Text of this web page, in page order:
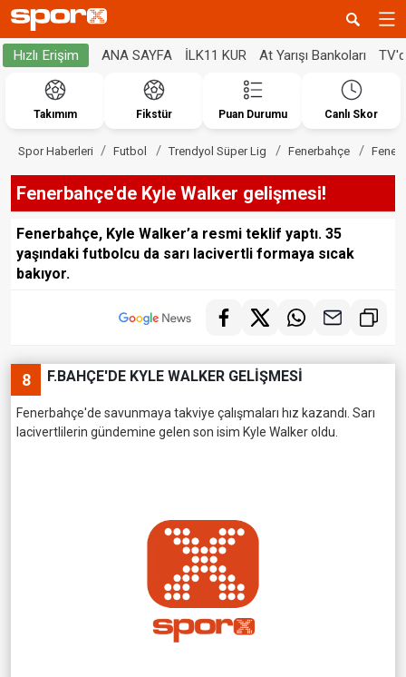
Hızlı Erişim ANA SAYFA İLK11 KUR At Yarışı Bankoları
Takımım Fikstür Puan Durumu Canlı Skor
Spor Haberleri Futbol Trendyol Süper Lig Fenerbahçe
Fenerbahçe'de Kyle Walker gelişmesi!
Fenerbahçe, Kyle Walker’a resmi teklif yaptı. 35
yaşındaki futbolcu da sarı lacivertli formaya sıcak
bakıyor.
8 F.BAHÇE'DE KYLE WALKER GELİŞMESİ
Fenerbahçe'de savunmaya takviye çalışmaları hız kazandı. Sarı
lacivertlilerin gündemine gelen son isim Kyle Walker oldu.